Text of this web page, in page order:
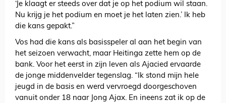
‘Je klaagt er steeds over dat je op het podium wil staan.
Nu krijg je het podium en moet je het laten zien.’ Ik heb
die kans gepakt.”
Vos had die kans als basisspeler al aan het begin van
het seizoen verwacht, maar Heitinga zette hem op de
bank. Voor het eerst in zijn leven als Ajacied ervaarde
de jonge middenvelder tegenslag. “Ik stond mijn hele
jeugd in de basis en werd vervroegd doorgeschoven
vanuit onder 18 naar Jong Ajax. En ineens zat ik op de